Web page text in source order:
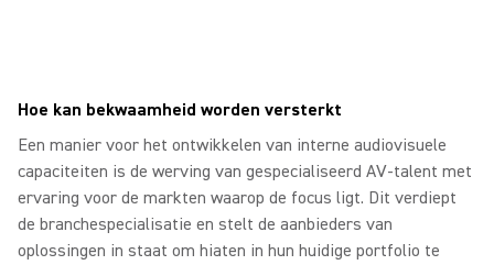
Hoe kan bekwaamheid worden versterkt
Een manier voor het ontwikkelen van interne audiovisuele
capaciteiten is de werving van gespecialiseerd AV-talent met
ervaring voor de markten waarop de focus ligt. Dit verdiept
de branchespecialisatie en stelt de aanbieders van
oplossingen in staat om hiaten in hun huidige portfolio te